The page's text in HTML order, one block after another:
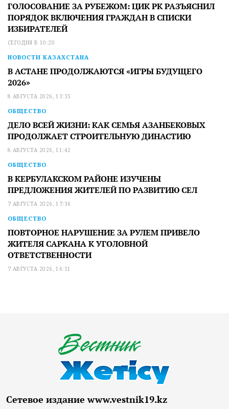
ГОЛОСОВАНИЕ ЗА РУБЕЖОМ: ЦИК РК РАЗЪЯСНИЛ
ПОРЯДОК ВКЛЮЧЕНИЯ ГРАЖДАН В СПИСКИ
ИЗБИРАТЕЛЕЙ
СЕГОДНЯ В 10:20
НОВОСТИ КАЗАХСТАНА
В АСТАНЕ ПРОДОЛЖАЮТСЯ «ИГРЫ БУДУЩЕГО
2026»
8 АВГУСТА 2026, 13:35
ОБЩЕСТВО
ДЕЛО ВСЕЙ ЖИЗНИ: КАК СЕМЬЯ АЗАНБЕКОВЫХ
ПРОДОЛЖАЕТ СТРОИТЕЛЬНУЮ ДИНАСТИЮ
8 АВГУСТА 2026, 11:42
ОБЩЕСТВО
В КЕРБУЛАКСКОМ РАЙОНЕ ИЗУЧЕНЫ
ПРЕДЛОЖЕНИЯ ЖИТЕЛЕЙ ПО РАЗВИТИЮ СЕЛ
7 АВГУСТА 2026, 17:36
ОБЩЕСТВО
ПОВТОРНОЕ НАРУШЕНИЕ ЗА РУЛЕМ ПРИВЕЛО
ЖИТЕЛЯ САРКАНА К УГОЛОВНОЙ
ОТВЕТСТВЕННОСТИ
7 АВГУСТА 2026, 16:51
Сетевое издание www.vestnik19.kz